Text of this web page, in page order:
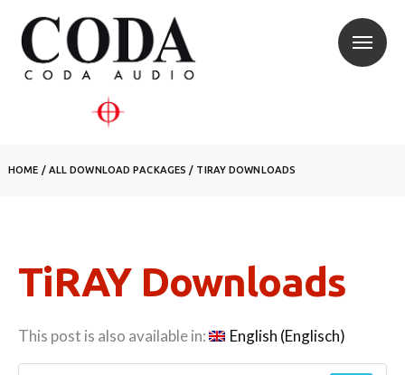
HOME / ALL DOWNLOAD PACKAGES / TIRAY DOWNLOADS
TiRAY Downloads
This post is also available in: English (Englisch)